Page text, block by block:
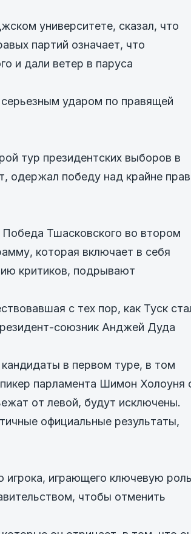
университете, сказал, что
партий означает, что
и дали ветер в паруса
ударом по правящей
тур президентских выборов в
одержал победу над крайне
Тшасковского во втором
которая включает в себя
критиков, подрывают
с тех пор, как Туск
союзник Анджей Дуда
в первом туре, в том
парламента Шимон Холоуня
от левой, будут исключены.
официальные результаты,
игрока, играющего ключевую
чтобы отменить